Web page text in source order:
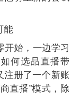
能
开始，一边学习
何选品直播带
注册了一个新账
直播”模式，除